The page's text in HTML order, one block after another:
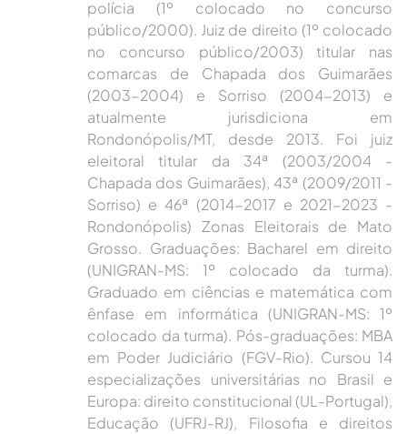
polícia (1º colocado no concurso
público/2000). Juiz de direito (1º colocado
no concurso público/2003) titular nas
comarcas de Chapada dos Guimarães
(2003-2004) e Sorriso (2004-2013) e
atualmente jurisdiciona em
Rondonópolis/MT, desde 2013. Foi juiz
eleitoral titular da 34ª (2003/2004 -
Chapada dos Guimarães), 43ª (2009/2011 -
Sorriso) e 46ª (2014-2017 e 2021-2023 -
Rondonópolis) Zonas Eleitorais de Mato
Grosso. Graduações: Bacharel em direito
(UNIGRAN-MS: 1º colocado da turma).
Graduado em ciências e matemática com
ênfase em informática (UNIGRAN-MS: 1º
colocado da turma). Pós-graduações: MBA
em Poder Judiciário (FGV-Rio). Cursou 14
especializações universitárias no Brasil e
Europa: direito constitucional (UL-Portugal),
Educação (UFRJ-RJ), Filosofia e direitos